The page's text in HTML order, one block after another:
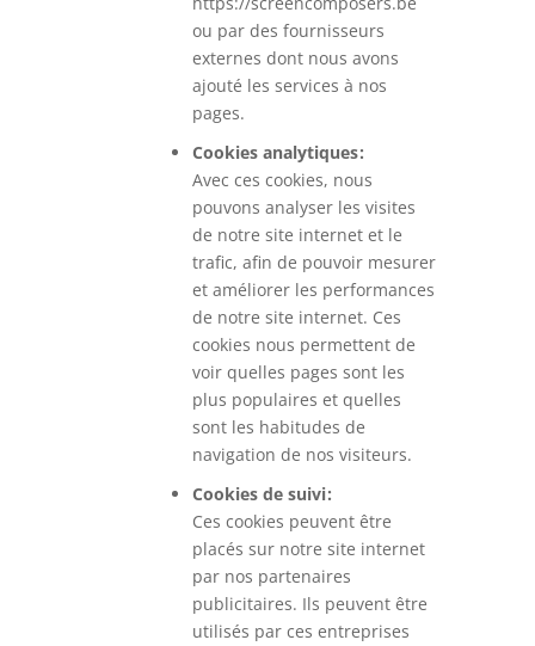
ou par des fournisseurs
externes dont nous avons
ajouté les services à nos
pages.
Cookies analytiques :
Avec ces cookies, nous
pouvons analyser les visites
de notre site internet et le
trafic, afin de pouvoir mesurer
et améliorer les performances
de notre site internet. Ces
cookies nous permettent de
voir quelles pages sont les
plus populaires et quelles
sont les habitudes de
navigation de nos visiteurs.
Cookies de suivi :
Ces cookies peuvent être
placés sur notre site internet
par nos partenaires
publicitaires. Ils peuvent être
utilisés par ces entreprises